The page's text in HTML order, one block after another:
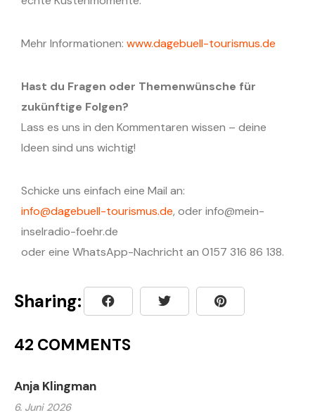
Mehr Informationen: www.dagebuell-tourismus.de
Hast du Fragen oder Themenwünsche für
zukünftige Folgen?
Lass es uns in den Kommentaren wissen – deine
Ideen sind uns wichtig!
Schicke uns einfach eine Mail an:
info@dagebuell-tourismus.de, oder ⁠⁠⁠⁠⁠⁠⁠⁠⁠⁠⁠⁠⁠⁠⁠⁠⁠⁠⁠⁠⁠⁠⁠⁠⁠⁠⁠⁠⁠⁠⁠⁠⁠⁠⁠⁠⁠⁠⁠⁠⁠⁠⁠⁠⁠⁠⁠⁠⁠⁠⁠⁠⁠⁠⁠⁠⁠⁠⁠⁠⁠⁠⁠⁠⁠⁠⁠⁠⁠⁠⁠info@mein-
inselradio-foehr.de⁠⁠⁠⁠⁠⁠⁠⁠⁠⁠⁠⁠⁠⁠⁠⁠⁠⁠⁠⁠⁠⁠⁠⁠⁠⁠⁠⁠⁠⁠⁠⁠⁠⁠⁠⁠⁠⁠⁠⁠⁠⁠⁠⁠⁠⁠⁠⁠⁠⁠⁠⁠⁠⁠⁠⁠⁠⁠⁠⁠⁠⁠⁠⁠⁠⁠⁠⁠⁠⁠⁠
oder eine WhatsApp-Nachricht an 0157 316 86 138.
Sharing:
42 COMMENTS
Anja Klingman
6. Juni 2026